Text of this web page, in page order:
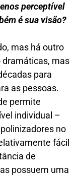
perceptível
é sua visão?
mas há outro
dramáticas, mas
para
as pessoas.
permite
individual –
no
fácil
de
possuem uma